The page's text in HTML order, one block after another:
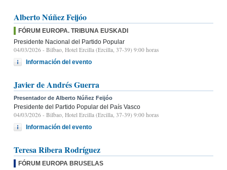
Alberto Núñez Feijóo
FÓRUM EUROPA. TRIBUNA EUSKADI
Presidente Nacional del Partido Popular
04/03/2026 - Bilbao, Hotel Ercilla (Ercilla, 37-39) 9:00 horas
Información del evento
Javier de Andrés Guerra
Presentador de Alberto Núñez Feijóo
Presidente del Partido Popular del País Vasco
04/03/2026 - Bilbao, Hotel Ercilla (Ercilla, 37-39) 9:00 horas
Información del evento
Teresa Ribera Rodríguez
FÓRUM EUROPA BRUSELAS